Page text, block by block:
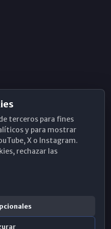
terceros para fines
y para mostrar
X o Instagram.
rechazar las